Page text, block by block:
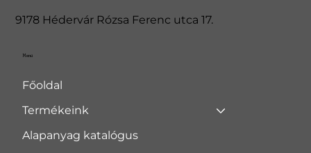
9178 Hédervár Rózsa Ferenc utca 17.
Menü
Főoldal
Termékeink
Alapanyag katalógus